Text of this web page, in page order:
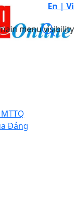
En | Vi
menu visibility
Đảng